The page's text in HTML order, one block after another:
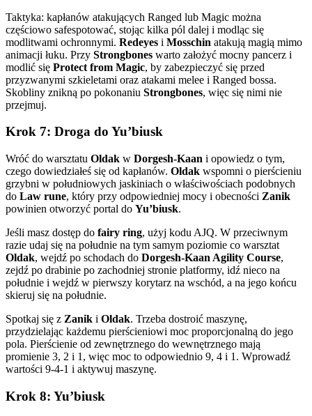
Taktyka: kapłanów atakujących Ranged lub Magic można
częściowo safespotować, stojąc kilka pól dalej i modląc się
modlitwami ochronnymi. Redeyes i Mosschin atakują magią mimo
animacji łuku. Przy Strongbones warto założyć mocny pancerz i
modlić się Protect from Magic, by zabezpieczyć się przed
przyzwanymi szkieletami oraz atakami melee i Ranged bossa.
Skobliny znikną po pokonaniu Strongbones, więc się nimi nie
przejmuj.
Krok 7: Droga do Yu’biusk
Wróć do warsztatu Oldak w Dorgesh-Kaan i opowiedz o tym,
czego dowiedziałeś się od kapłanów. Oldak wspomni o pierścieniu
grzybni w południowych jaskiniach o właściwościach podobnych
do Law rune, który przy odpowiedniej mocy i obecności Zanik
powinien otworzyć portal do Yu’biusk.
Jeśli masz dostęp do fairy ring, użyj kodu AJQ. W przeciwnym
razie udaj się na południe na tym samym poziomie co warsztat
Oldak, wejdź po schodach do Dorgesh-Kaan Agility Course,
zejdź po drabinie po zachodniej stronie platformy, idź nieco na
południe i wejdź w pierwszy korytarz na wschód, a na jego końcu
skieruj się na południe.
Spotkaj się z Zanik i Oldak. Trzeba dostroić maszynę,
przydzielając każdemu pierścieniowi moc proporcjonalną do jego
pola. Pierścienie od zewnętrznego do wewnętrznego mają
promienie 3, 2 i 1, więc moc to odpowiednio 9, 4 i 1. Wprowadź
wartości 9-4-1 i aktywuj maszynę.
Krok 8: Yu’biusk